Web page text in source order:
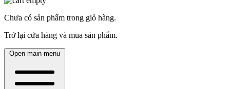
Chưa có sản phẩm trong giỏ hàng.
Trở lại cửa hàng và mua sản phẩm.
Open main menu